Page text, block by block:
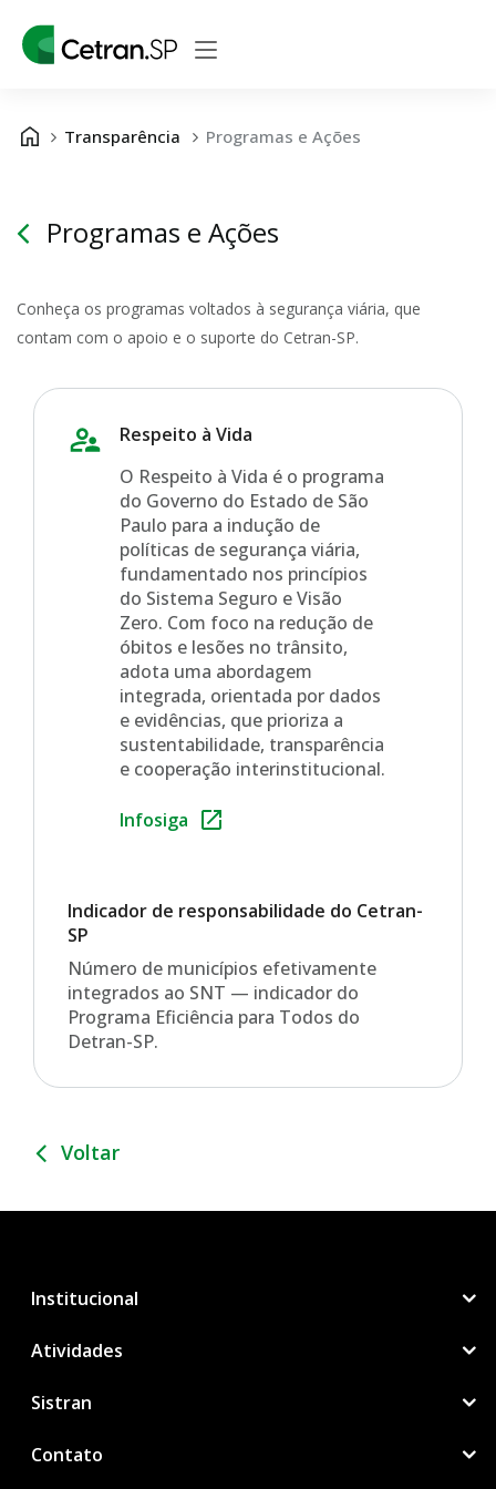
Transparência Programas e Ações
Programas e Ações
Conheça os programas voltados à segurança viária, que
contam com o apoio e o suporte do Cetran-SP.
Respeito à Vida
O Respeito à Vida é o programa
do Governo do Estado de São
Paulo para a indução de
políticas de segurança viária,
fundamentado nos princípios
do Sistema Seguro e Visão
Zero. Com foco na redução de
óbitos e lesões no trânsito,
adota uma abordagem
integrada, orientada por dados
e evidências, que prioriza a
sustentabilidade, transparência
e cooperação interinstitucional.
Infosiga
Indicador de responsabilidade do Cetran-
SP
Número de municípios efetivamente
integrados ao SNT — indicador do
Programa Eficiência para Todos do
Detran-SP.
Voltar
Institucional
Atividades
Sistran
Contato